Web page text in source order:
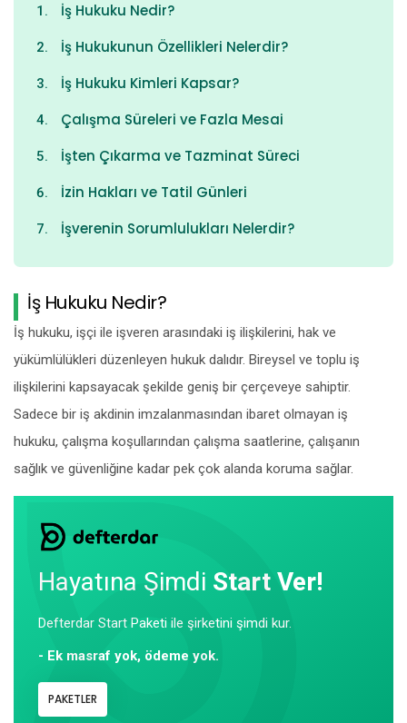
İş Hukuku Nedir?
İş Hukukunun Özellikleri Nelerdir?
İş Hukuku Kimleri Kapsar?
Çalışma Süreleri ve Fazla Mesai
İşten Çıkarma ve Tazminat Süreci
İzin Hakları ve Tatil Günleri
İşverenin Sorumlulukları Nelerdir?
İş Hukuku Nedir?
İş hukuku, işçi ile işveren arasındaki iş ilişkilerini, hak ve
yükümlülükleri düzenleyen hukuk dalıdır. Bireysel ve toplu iş
ilişkilerini kapsayacak şekilde geniş bir çerçeveye sahiptir.
Sadece bir iş akdinin imzalanmasından ibaret olmayan iş
hukuku, çalışma koşullarından çalışma saatlerine, çalışanın
sağlık ve güvenliğine kadar pek çok alanda koruma sağlar.
Hayatına Şimdi Start Ver!
Defterdar Start Paketi ile şirketini şimdi kur.
- Ek masraf yok, ödeme yok.
PAKETLER